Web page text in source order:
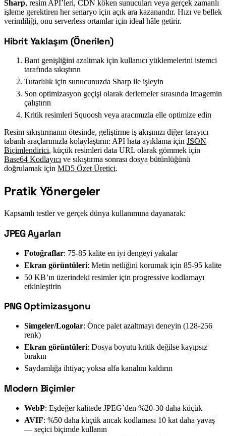
Sharp, resim API’leri, CDN köken sunucuları veya gerçek zamanlı
işleme gerektiren her senaryo için açık ara kazanandır. Hızı ve bellek
verimliliği, onu serverless ortamlar için ideal hâle getirir.
#
Hibrit Yaklaşım (Önerilen)
Bant genişliğini azaltmak için kullanıcı yüklemelerini istemci
tarafında sıkıştırın
Tutarlılık için sunucunuzda Sharp ile işleyin
Son optimizasyon geçişi olarak derlemeler sırasında Imagemin
çalıştırın
Kritik resimleri Squoosh veya aracımızla elle optimize edin
Resim sıkıştırmanın ötesinde, geliştirme iş akışınızı diğer tarayıcı
tabanlı araçlarımızla kolaylaştırın: API hata ayıklama için JSON
Biçimlendirici, küçük resimleri data URL olarak gömmek için
Base64 Kodlayıcı ve sıkıştırma sonrası dosya bütünlüğünü
doğrulamak için MD5 Özet Üretici.
#
Pratik Yönergeler
Kapsamlı testler ve gerçek dünya kullanımına dayanarak:
#
JPEG Ayarları
Fotoğraflar: 75-85 kalite en iyi dengeyi yakalar
Ekran görüntüleri: Metin netliğini korumak için 85-95 kalite
50 KB’ın üzerindeki resimler için progressive kodlamayı
etkinleştirin
#
PNG Optimizasyonu
Simgeler/Logolar: Önce palet azaltmayı deneyin (128-256
renk)
Ekran görüntüleri: Dosya boyutu kritik değilse kayıpsız
bırakın
Saydamlığa ihtiyaç yoksa alfa kanalını kaldırın
#
Modern Biçimler
WebP: Eşdeğer kalitede JPEG’den %20-30 daha küçük
AVIF: %50 daha küçük ancak kodlaması 10 kat daha yavaş
— seçici biçimde kullanın